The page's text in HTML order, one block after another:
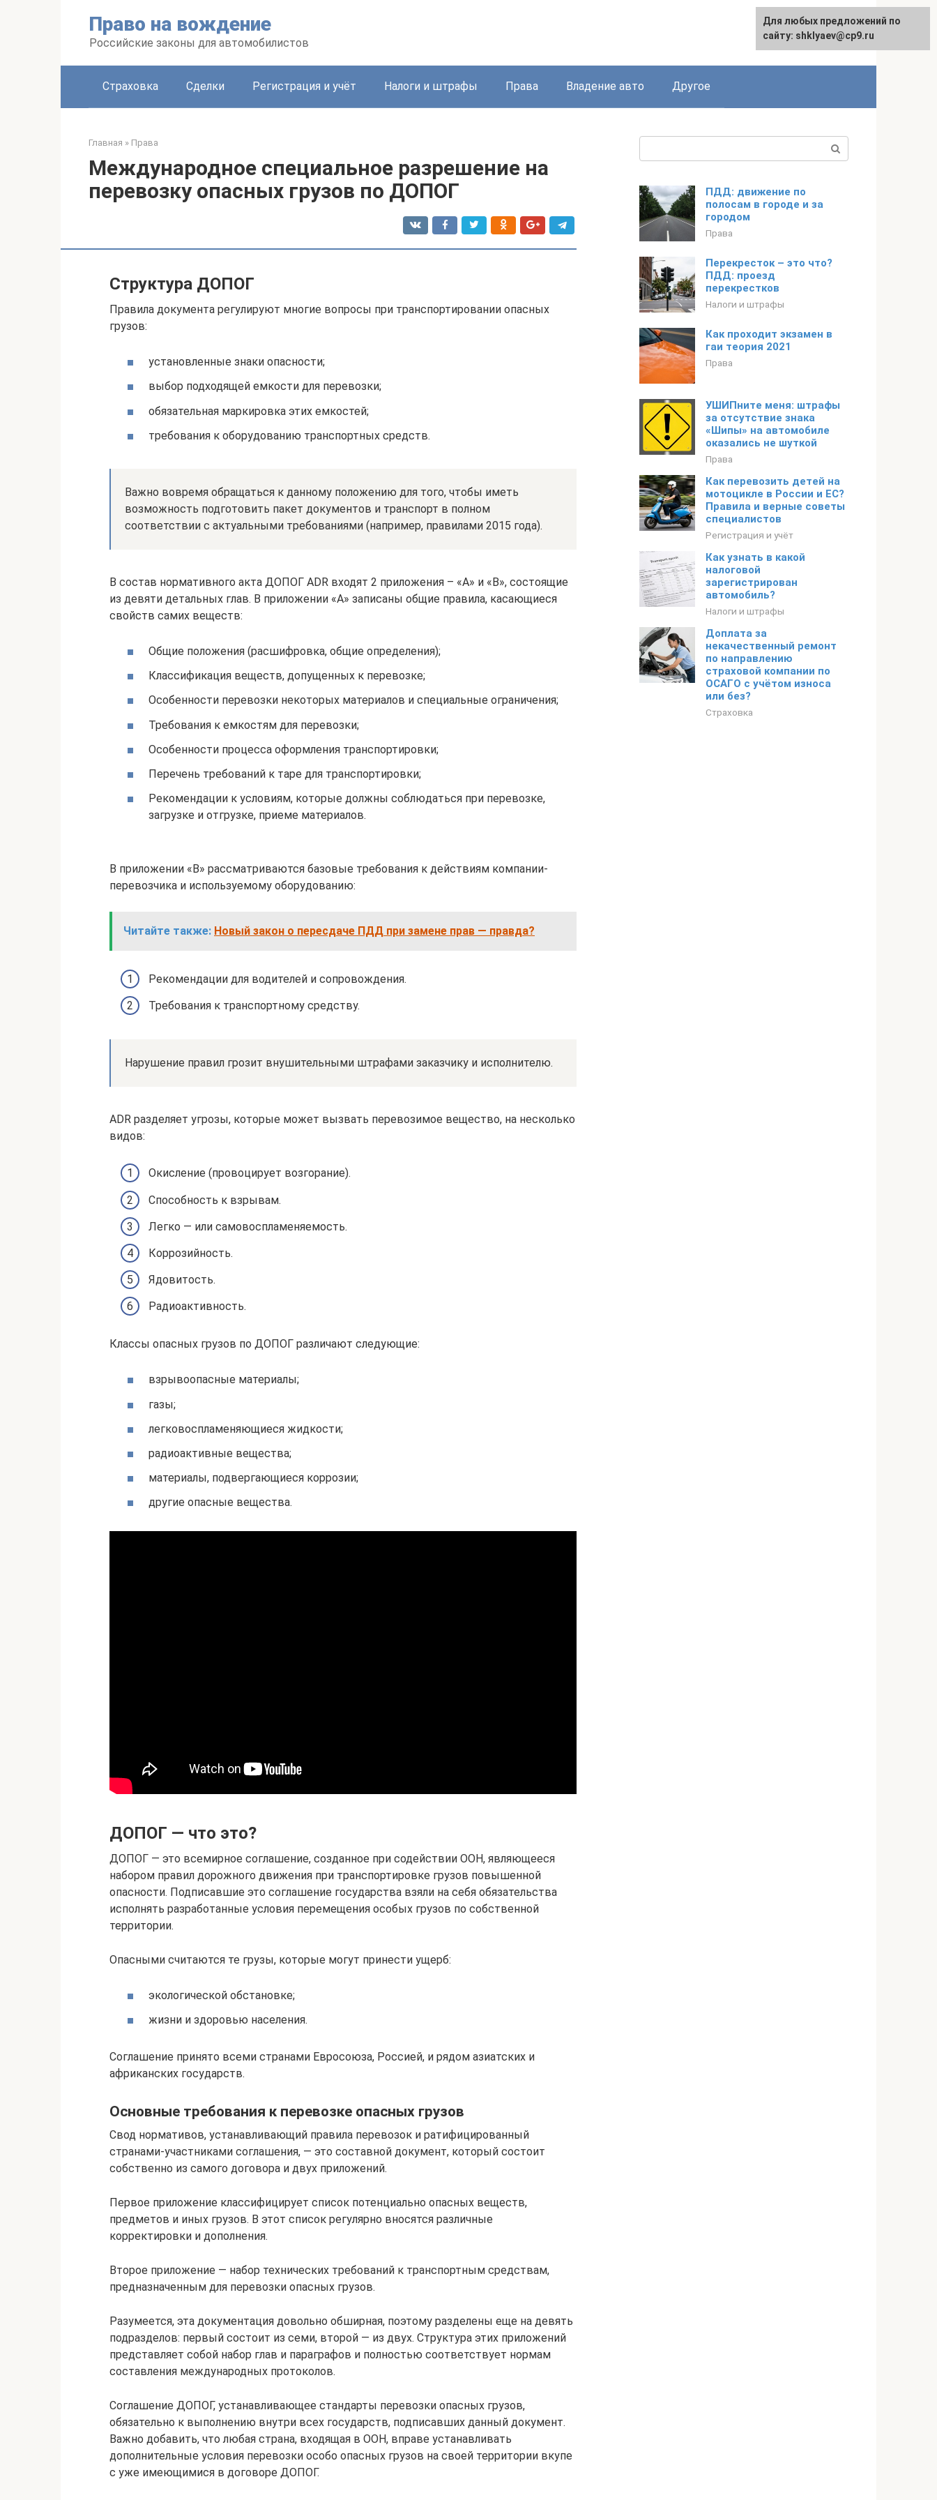
Право на вождение
Российские законы для автомобилистов
Страховка Сделки Регистрация и учёт Налоги и штрафы Права Владение авто Другое
Главная » Права
Международное специальное разрешение на
перевозку опасных грузов по ДОПОГ
Структура ДОПОГ
Правила документа регулируют многие вопросы при транспортировании опасных
грузов:
установленные знаки опасности;
выбор подходящей емкости для перевозки;
обязательная маркировка этих емкостей;
требования к оборудованию транспортных средств.
Важно вовремя обращаться к данному положению для того, чтобы иметь
возможность подготовить пакет документов и транспорт в полном
соответствии с актуальными требованиями (например, правилами 2015 года).
В состав нормативного акта ДОПОГ ADR входят 2 приложения – «А» и «В», состоящие
из девяти детальных глав. В приложении «А» записаны общие правила, касающиеся
свойств самих веществ:
Общие положения (расшифровка, общие определения);
Классификация веществ, допущенных к перевозке;
Особенности перевозки некоторых материалов и специальные ограничения;
Требования к емкостям для перевозки;
Особенности процесса оформления транспортировки;
Перечень требований к таре для транспортировки;
Рекомендации к условиям, которые должны соблюдаться при перевозке,
загрузке и отгрузке, приеме материалов.
В приложении «В» рассматриваются базовые требования к действиям компании-
перевозчика и используемому оборудованию:
Читайте также: Новый закон о пересдаче ПДД при замене прав — правда?
Рекомендации для водителей и сопровождения.
Требования к транспортному средству.
Нарушение правил грозит внушительными штрафами заказчику и исполнителю.
ADR разделяет угрозы, которые может вызвать перевозимое вещество, на несколько
видов:
Окисление (провоцирует возгорание).
Способность к взрывам.
Легко — или самовоспламеняемость.
Коррозийность.
Ядовитость.
Радиоактивность.
Классы опасных грузов по ДОПОГ различают следующие:
взрывоопасные материалы;
газы;
легковоспламеняющиеся жидкости;
радиоактивные вещества;
материалы, подвергающиеся коррозии;
другие опасные вещества.
ДОПОГ — что это?
ДОПОГ — это всемирное соглашение, созданное при содействии ООН, являющееся
набором правил дорожного движения при транспортировке грузов повышенной
опасности. Подписавшие это соглашение государства взяли на себя обязательства
исполнять разработанные условия перемещения особых грузов по собственной
территории.
Опасными считаются те грузы, которые могут принести ущерб:
экологической обстановке;
жизни и здоровью населения.
Соглашение принято всеми странами Евросоюза, Россией, и рядом азиатских и
африканских государств.
Основные требования к перевозке опасных грузов
Свод нормативов, устанавливающий правила перевозок и ратифицированный
странами-участниками соглашения, — это составной документ, который состоит
собственно из самого договора и двух приложений.
Первое приложение классифицирует список потенциально опасных веществ,
предметов и иных грузов. В этот список регулярно вносятся различные
корректировки и дополнения.
Второе приложение — набор технических требований к транспортным средствам,
предназначенным для перевозки опасных грузов.
Разумеется, эта документация довольно обширная, поэтому разделены еще на девять
подразделов: первый состоит из семи, второй — из двух. Структура этих приложений
представляет собой набор глав и параграфов и полностью соответствует нормам
составления международных протоколов.
Соглашение ДОПОГ, устанавливающее стандарты перевозки опасных грузов,
обязательно к выполнению внутри всех государств, подписавших данный документ.
Важно добавить, что любая страна, входящая в ООН, вправе устанавливать
дополнительные условия перевозки особо опасных грузов на своей территории вкупе
с уже имеющимися в договоре ДОПОГ.
ПДД: движение по
полосам в городе и за
городом
Права
Перекресток – это что?
ПДД: проезд
перекрестков
Налоги и штрафы
Как проходит экзамен в
гаи теория 2021
Права
УШИПните меня: штрафы
за отсутствие знака
«Шипы» на автомобиле
оказались не шуткой
Права
Как перевозить детей на
мотоцикле в России и ЕС?
Правила и верные советы
специалистов
Регистрация и учёт
Как узнать в какой
налоговой
зарегистрирован
автомобиль?
Налоги и штрафы
Доплата за
некачественный ремонт
по направлению
страховой компании по
ОСАГО с учётом износа
или без?
Страховка
Для любых предложений по
сайту: shklyaev@cp9.ru